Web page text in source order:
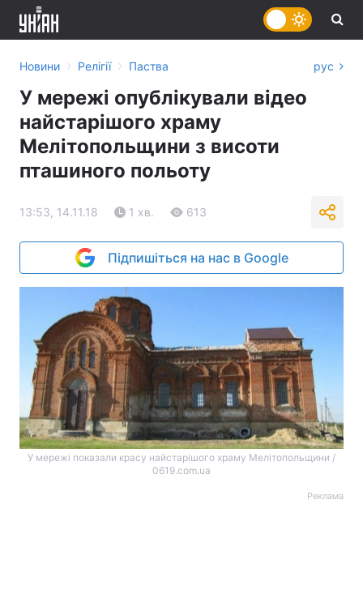
Новини › Релігії › Паства рус
У мережі опублікували відео
найстарішого храму
Мелітопольщини з висоти
пташиного польоту
13:53, 14.11.18 1 хв. 613
Підпишіться на нас в Google
У мережі показали красу найстарішого храму Мелітопольщини /
0619.com.ua
Реклама